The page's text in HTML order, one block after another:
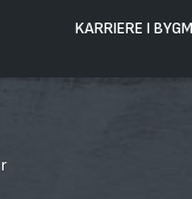
KARRIERE I